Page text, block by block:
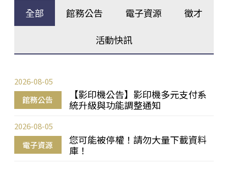
全部 館務公告 電子資源 徵才
活動快訊
館務公告
【影印機公告】影印機多元支付系
統升級與功能調整通知
2026-08-05
電子資源
您可能被停權！請勿大量下載資料
庫！
2026-08-05